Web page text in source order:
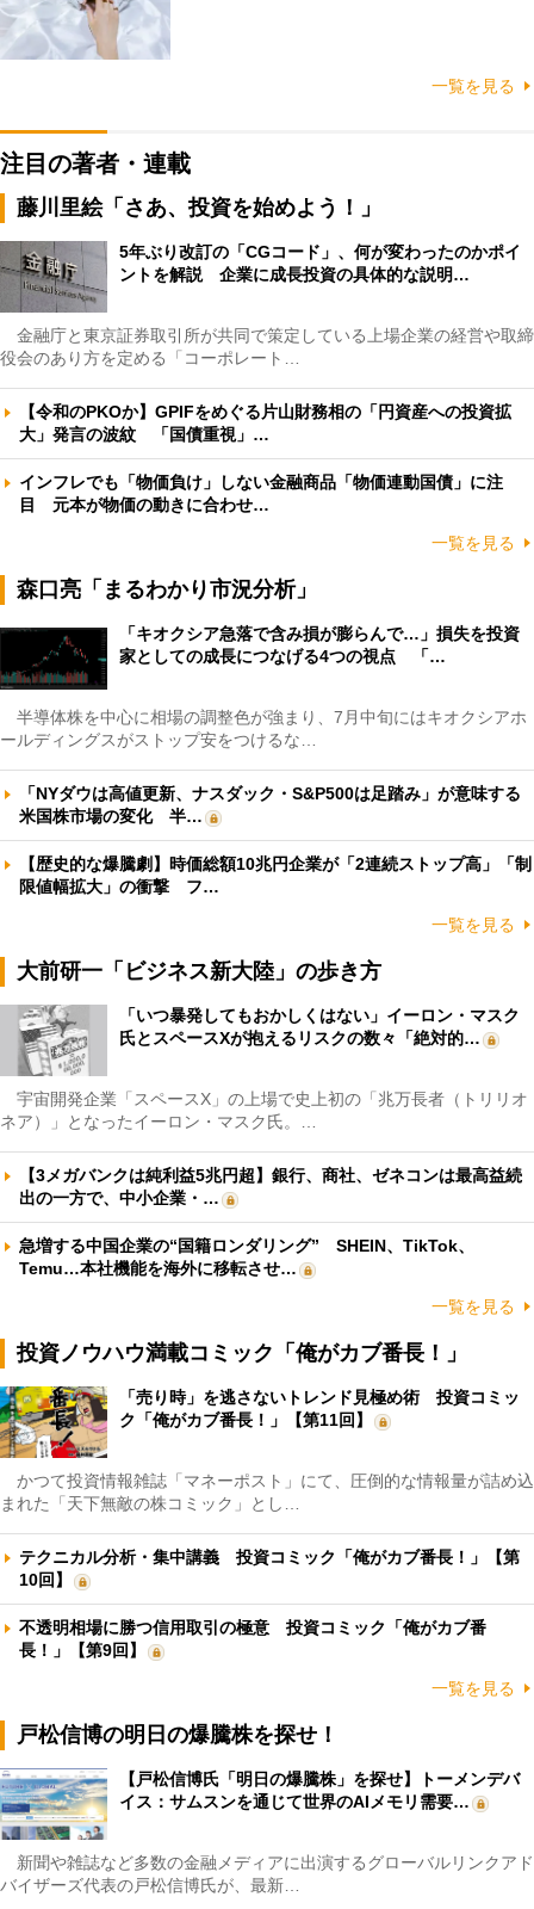
一覧を見る
注目の著者・連載
藤川里絵「さあ、投資を始めよう！」
5年ぶり改訂の「CGコード」、何が変わったのかポイ
ントを解説 企業に成長投資の具体的な説明…
金融庁と東京証券取引所が共同で策定している上場企業の経営や取締
役会のあり方を定める「コーポレート…
【令和のPKOか】GPIFをめぐる片山財務相の「円資産への投資拡
大」発言の波紋 「国債重視」…
インフレでも「物価負け」しない金融商品「物価連動国債」に注
目 元本が物価の動きに合わせ…
一覧を見る
森口亮「まるわかり市況分析」
「キオクシア急落で含み損が膨らんで…」損失を投資
家としての成長につなげる4つの視点 「…
半導体株を中心に相場の調整色が強まり、7月中旬にはキオクシアホ
ールディングスがストップ安をつけるな…
「NYダウは高値更新、ナスダック・S&P500は足踏み」が意味する
米国株市場の変化 半…
【歴史的な爆騰劇】時価総額10兆円企業が「2連続ストップ高」「制
限値幅拡大」の衝撃 フ…
一覧を見る
大前研一「ビジネス新大陸」の歩き方
「いつ暴発してもおかしくはない」イーロン・マスク
氏とスペースXが抱えるリスクの数々「絶対的…
宇宙開発企業「スペースX」の上場で史上初の「兆万長者（トリリオ
ネア）」となったイーロン・マスク氏。…
【3メガバンクは純利益5兆円超】銀行、商社、ゼネコンは最高益続
出の一方で、中小企業・…
急増する中国企業の“国籍ロンダリング” SHEIN、TikTok、
Temu…本社機能を海外に移転させ…
一覧を見る
投資ノウハウ満載コミック「俺がカブ番長！」
「売り時」を逃さないトレンド見極め術 投資コミッ
ク「俺がカブ番長！」【第11回】
かつて投資情報雑誌「マネーポスト」にて、圧倒的な情報量が詰め込
まれた「天下無敵の株コミック」とし…
テクニカル分析・集中講義 投資コミック「俺がカブ番長！」【第
10回】
不透明相場に勝つ信用取引の極意 投資コミック「俺がカブ番
長！」【第9回】
一覧を見る
戸松信博の明日の爆騰株を探せ！
【戸松信博氏「明日の爆騰株」を探せ】トーメンデバ
イス：サムスンを通じて世界のAIメモリ需要…
新聞や雑誌など多数の金融メディアに出演するグローバルリンクアド
バイザーズ代表の戸松信博氏が、最新…